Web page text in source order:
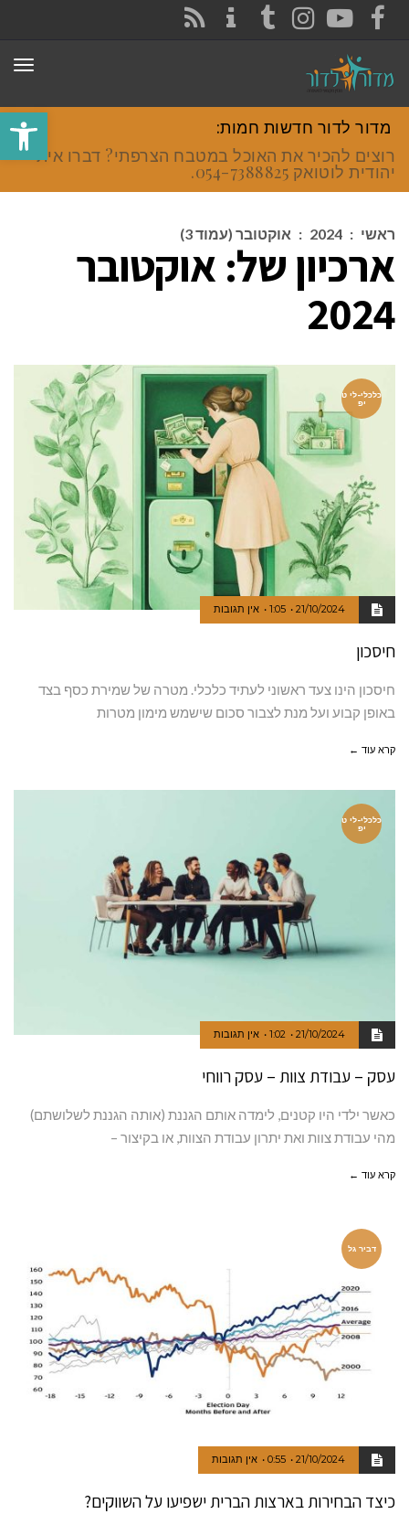
פתח
FACEBOOK
YOUTUBE
INSTAGRAM
TUMBLR
מדור לדור חדשות חמות:
רוצים להכיר את האוכל במטבח הצרפתי? דברו איתי
יהודית לוטואק 054-7388825.
ראשי :
2024
: אוקטובר (עמוד 3)
ארכיון של: אוקטובר
2024
כלכלי-לי ט
יפ
21/10/2024
1:05 אין תגובות
חיסכון
חיסכון הינו צעד ראשוני לעתיד כלכלי. מטרה של שמירת כסף בצד
באופן קבוע ועל מנת לצבור סכום שישמש מימון מטרות
קרא עוד ←
כלכלי-לי ט
יפ
21/10/2024
1:02 אין תגובות
עסק – עבודת צוות – עסק רווחי
כאשר ילדי היו קטנים, לימדה אותם הגננת (אותה הגננת לשלושתם)
מהי עבודת צוות ואת יתרון עבודת הצוות, או בקיצור –
קרא עוד ←
דביר גל
21/10/2024
0:55 אין תגובות
כיצד הבחירות בארצות הברית ישפיעו על השווקים?